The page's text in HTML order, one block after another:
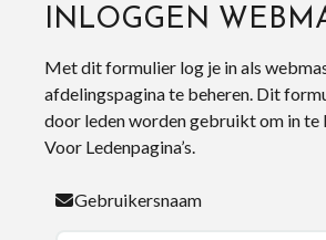
INLOGGEN
Met dit formulier log je in als
afdelingspagina te beheren. Dit
door leden worden gebruikt om in te
Voor Ledenpagina’s.
Gebruikersnaam